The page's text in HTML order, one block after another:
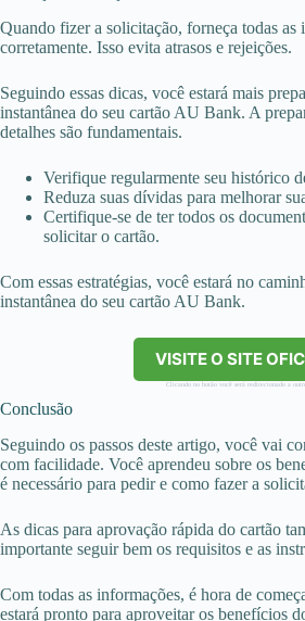
Quando fizer a solicitação, forneça todas as
corretamente. Isso evita atrasos e rejeições.
Seguindo essas dicas, você estará mais
instantânea do seu cartão AU Bank. A
detalhes são fundamentais.
Verifique regularmente seu histórico
Reduza suas dívidas para melhorar
Certifique-se de ter todos os
solicitar o cartão.
Com essas estratégias, você estará no
instantânea do seu cartão AU Bank.
VISITE O SITE
Clicando no botão você será redirecionado a
Conclusão
Seguindo os passos deste artigo, você vai
com facilidade. Você aprendeu sobre os
é necessário para pedir e como fazer a
As dicas para aprovação rápida do cartão
importante seguir bem os requisitos e as
Com todas as informações, é hora de
estará pronto para aproveitar os benefícios